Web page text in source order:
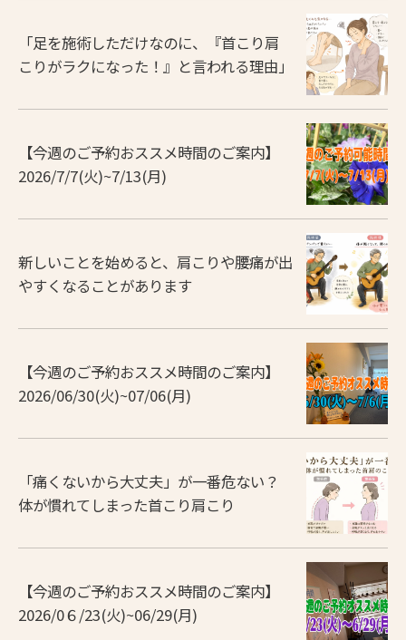
「足を施術しただけなのに、『首こり肩
こりがラクになった！』と言われる理由」
【今週のご予約おススメ時間のご案内】
2026/7/7(火)~7/13(月)
新しいことを始めると、肩こりや腰痛が出
やすくなることがあります
【今週のご予約おススメ時間のご案内】
2026/06/30(火)~07/06(月)
「痛くないから大丈夫」が一番危ない？
体が慣れてしまった首こり肩こり
【今週のご予約おススメ時間のご案内】
2026/0６/23(火)~06/29(月)